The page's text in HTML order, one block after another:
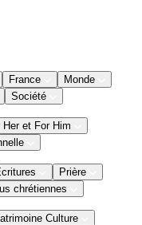
France
Monde
Société
Her et For Him
Prière
chrétiennes
Culture